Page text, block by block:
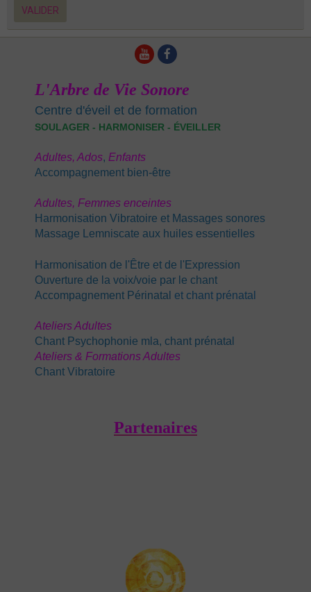
VALIDER
L'Arbre de Vie Sonore
Centre d'éveil et de formation
SOULAGER - HARMONISER - ÉVEILLER
Adultes, Ados, Enfants
Accompagnement bien-être
Adultes, Femmes enceintes
Harmonisation Vibratoire et Massages sonores
Massage Lemniscate aux huiles essentielles
Harmonisation de l'Être et de l'Expression
Ouverture de la voix/voie par le chant
Accompagnement Périnatal et chant prénatal
Ateliers Adultes
Chant Psychophonie mla, chant prénatal
Ateliers & Formations Adultes
Chant Vibratoire
Partenaires